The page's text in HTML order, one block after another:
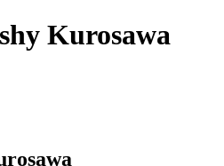
Kurosawa